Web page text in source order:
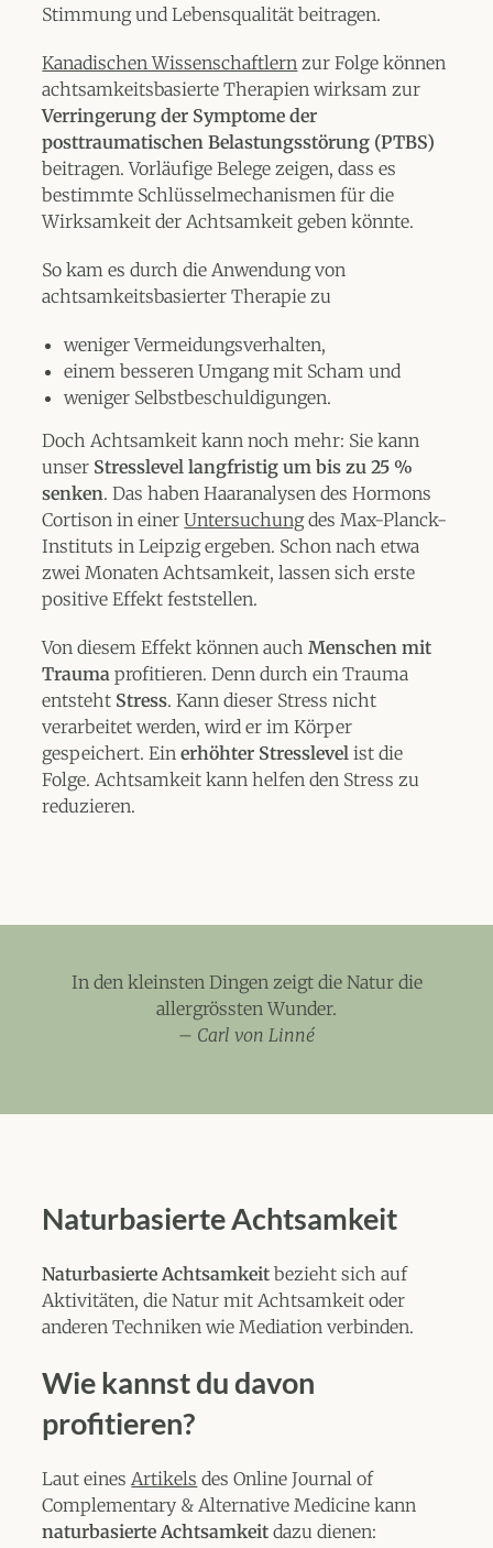
Stimmung und Lebensqualität beitragen.
Kanadischen Wissenschaftlern zur Folge können
achtsamkeitsbasierte Therapien wirksam zur
Verringerung der Symptome der
posttraumatischen Belastungsstörung (PTBS)
beitragen. Vorläufige Belege zeigen, dass es
bestimmte Schlüsselmechanismen für die
Wirksamkeit der Achtsamkeit geben könnte.
So kam es durch die Anwendung von
achtsamkeitsbasierter Therapie zu
weniger Vermeidungsverhalten,
einem besseren Umgang mit Scham und
weniger Selbstbeschuldigungen.
Doch Achtsamkeit kann noch mehr: Sie kann
unser Stresslevel langfristig um bis zu 25 %
senken. Das haben Haaranalysen des Hormons
Cortison in einerUntersuchungdes Max-Planck-
Instituts in Leipzig ergeben. Schon nach etwa
zwei Monaten Achtsamkeit, lassen sich erste
positive Effekt feststellen.
Von diesem Effekt können auchMenschen mit
Trauma profitieren. Denn durch ein Trauma
entsteht Stress. Kann dieser Stress nicht
verarbeitet werden, wird er im Körper
gespeichert. Einerhöhter Stresslevel ist die
Folge. Achtsamkeit kann helfen den Stress zu
reduzieren.
In den kleinsten Dingen zeigt die Natur die
allergrössten Wunder.
– Carl von Linné
Naturbasierte Achtsamkeit
Naturbasierte Achtsamkeit bezieht sich auf
Aktivitäten, die Natur mit Achtsamkeit oder
anderen Techniken wie Mediation verbinden.
Wie kannst du davon
profitieren?
Laut einesArtikels des Online Journal of
Complementary & Alternative Medicine kann
naturbasierte Achtsamkeit dazu dienen: